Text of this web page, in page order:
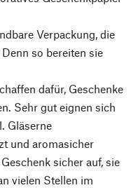
Verpackung, die
so bereiten sie
dafür, Geschenke
Sehr gut eignen sich
Gläserne
und aromasicher
sicher auf, sie
vielen Stellen im